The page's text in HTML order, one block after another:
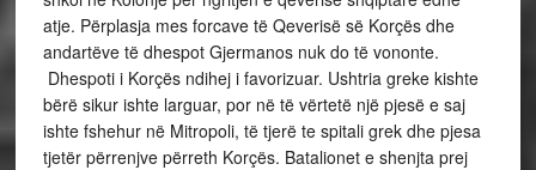
atje. Përplasja mes forcave të Qeverisë së Korçës dhe
andartëve të dhespot Gjermanos nuk do të vononte.
Dhespoti i Korçës ndihej i favorizuar. Ushtria greke kishte
bërë sikur ishte larguar, por në të vërtetë një pjesë e saj
ishte fshehur në Mitropoli, të tjerë te spitali grek dhe pjesa
tjetër përrenjve përreth Korçës. Batalionet e shenjta prej